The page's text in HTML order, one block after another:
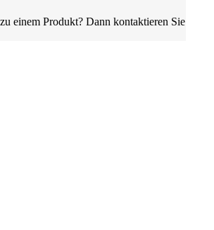
einem Produkt? Dann kontaktieren Sie